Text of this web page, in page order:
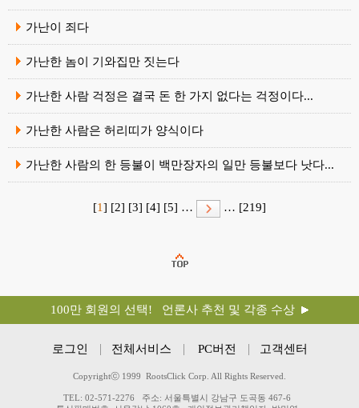
가난이 죄다
가난한 놈이 기와집만 짓는다
가난한 사람 걱정은 결국 돈 한 가지 없다는 걱정이다...
가난한 사람은 허리띠가 양식이다
가난한 사람의 한 등불이 백만장자의 일만 등불보다 낫다...
[1] [2] [3] [4] [5] … … [219]
100만 회원의 선택! 언론사 추천 및 각종 수상
로그인 전체서비스 PC버전 고객센터
Copyrightⓒ 1999 RootsClick Corp. All Rights Reserved.
TEL: 02-571-2276
주소: 서울특별시 강남구 도곡동 467-6